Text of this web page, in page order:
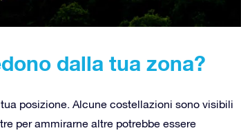
dalla tua zona?
posizione. Alcune costellazioni sono visibili
per ammirarne altre potrebbe essere